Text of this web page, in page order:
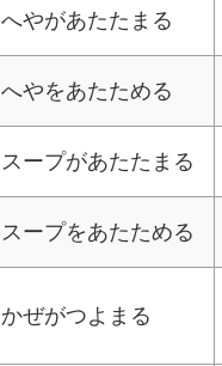
へやがあたたまる
へやをあたためる
スープがあたたまる
スープをあたためる
かぜがつよまる